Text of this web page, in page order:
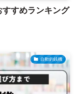
すすめランキング
自動釣銭機